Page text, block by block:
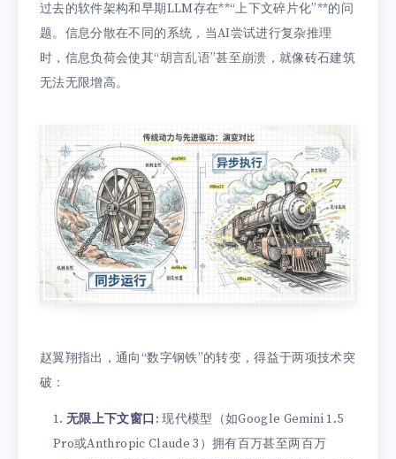
过去的软件架构和早期LLM存在**“上下文碎片化”**的问
题。信息分散在不同的系统，当AI尝试进行复杂推理
时，信息负荷会使其“胡言乱语”甚至崩溃，就像砖石建筑
无法无限增高。
赵翼翔指出，通向“数字钢铁”的转变，得益于两项技术突
破：
无限上下文窗口 : 现代模型（如Google Gemini 1.5
Pro或Anthropic Claude 3）拥有百万甚至两百万